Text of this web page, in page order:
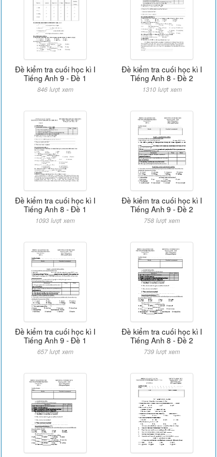
Đề kiểm tra cuối học kì I
Tiếng Anh 9 - Đề 1
846 lượt xem
Đề kiểm tra cuối học kì I
Tiếng Anh 8 - Đề 2
1310 lượt xem
Đề kiểm tra cuối học kì I
Tiếng Anh 8 - Đề 1
1093 lượt xem
Đề kiểm tra cuối học kì I
Tiếng Anh 9 - Đề 2
758 lượt xem
Đề kiểm tra cuối học kì I
Tiếng Anh 9 - Đề 1
657 lượt xem
Đề kiểm tra cuối học kì I
Tiếng Anh 8 - Đề 2
739 lượt xem